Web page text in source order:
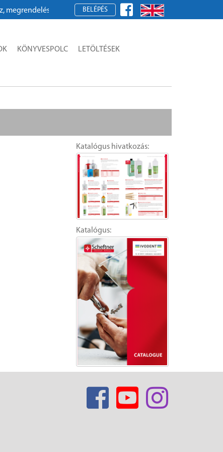
kérjük, regisztráljon!
BELÉPÉS
KÖNYVESPOLC LETÖLTÉSEK
Katalógus hivatkozás:
Katalógus: